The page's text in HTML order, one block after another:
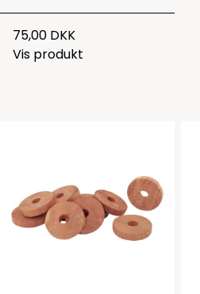
75,00 DKK
Vis produkt